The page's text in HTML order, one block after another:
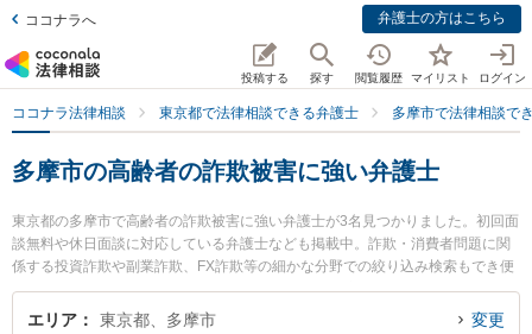
ココナラへ 弁護士の方はこちら
投稿する 探す 閲覧履歴 マイリスト ログイン
ココナラ法律相談 東京都で法律相談できる弁護士 多摩市で法律相談で
多摩市の高齢者の詐欺被害に強い弁護士
東京都の多摩市で高齢者の詐欺被害に強い弁護士が3名見つかりました。初回面
談無料や休日面談に対応している弁護士なども掲載中。詐欺・消費者問題に関
係する投資詐欺や副業詐欺、FX詐欺等の細かな分野での絞り込み検索もでき便
利です。特に古林法律事務所の古林 弘行弁護士や多摩オリエンタル法律事務所
の馬場 賢太郎弁護士、村田・西山法律事務所の村田 望弁護士のプロフィール情
エリア 東京都、多摩市 変更